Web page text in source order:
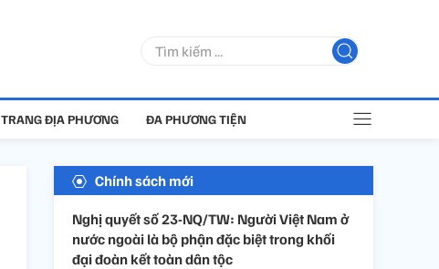
TRANG ĐỊA PHƯƠNG ĐA PHƯƠNG TIỆN
Chính sách mới
Nghị quyết số 23-NQ/TW: Người Việt Nam ở
nước ngoài là bộ phận đặc biệt trong khối
đại đoàn kết toàn dân tộc